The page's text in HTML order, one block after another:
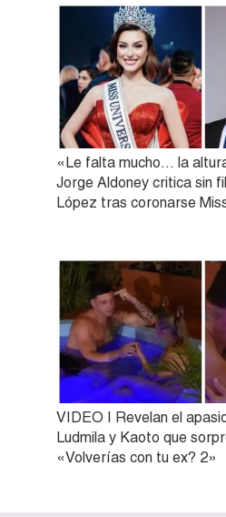
«Le falta mucho… la
Jorge Aldoney critica sin
López tras coronarse
VIDEO | Revelan el
Ludmila y Kaoto que
«Volverías con tu ex? 2»